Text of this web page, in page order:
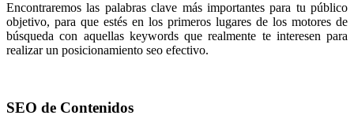
Encontraremos las palabras clave más importantes para tu público
objetivo, para que estés en los primeros lugares de los motores de
búsqueda con aquellas keywords que realmente te interesen para
realizar un posicionamiento seo efectivo.
SEO de Contenidos